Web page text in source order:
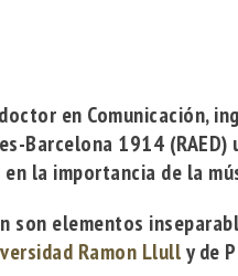
en Comunicación,
Barcelona 1914
la importancia de la
son elementos
Ramon Llully de